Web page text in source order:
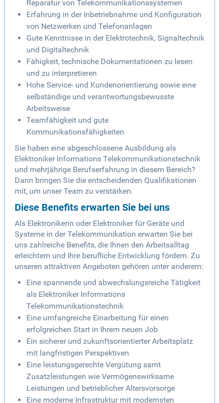
Reparatur von Telekommunikationssystemen
Erfahrung in der Inbetriebnahme und Konfiguration
von Netzwerken und Telefonanlagen
Gute Kenntnisse in der Elektrotechnik, Signaltechnik
und Digitaltechnik
Fähigkeit, technische Dokumentationen zu lesen
und zu interpretieren
Hohe Service- und Kundenorientierung sowie eine
selbständige und verantwortungsbewusste
Arbeitsweise
Teamfähigkeit und gute
Kommunikationsfähigkeiten
Sie haben eine abgeschlossene Ausbildung als
Elektroniker Informations Telekommunikationstechnik
und mehrjährige Berufserfahrung in diesem Bereich?
Dann bringen Sie die entscheidenden Qualifikationen
mit, um unser Team zu verstärken.
Diese Benefits erwarten Sie bei uns
Als Elektronikerin oder Elektroniker für Geräte und
Systeme in der Telekommunikation erwarten Sie bei
uns zahlreiche Benefits, die Ihnen den Arbeitsalltag
erleichtern und Ihre berufliche Entwicklung fördern. Zu
unseren attraktiven Angeboten gehören unter anderem:
Eine spannende und abwechslungsreiche Tätigkeit
als Elektroniker Informations
Telekommunikationstechnik
Eine umfangreiche Einarbeitung für einen
erfolgreichen Start in Ihrem neuen Job
Ein sicherer und zukunftsorientierter Arbeitsplatz
mit langfristigen Perspektiven
Eine leistungsgerechte Vergütung samt
Zusatzleistungen wie Vermögenswirksame
Leistungen und betrieblicher Altersvorsorge
Eine moderne Infrastruktur mit modernsten